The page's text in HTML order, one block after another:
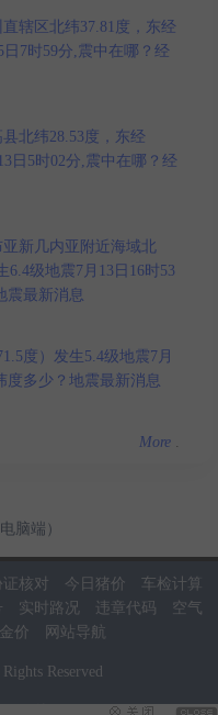
辖区北纬37.81度，东经
日7时59分,震中在哪？经
北纬28.53度，东经
日5时02分,震中在哪？经
新几内亚附近海域北
6.4级地震7月13日16时53
震最新消息
度）发生5.4级地震7月
度多少？地震最新消息
More
脑端）
证核对 今日猪价
车检计算
实时路况 违章代码
空气
价 网站导航
Reserved